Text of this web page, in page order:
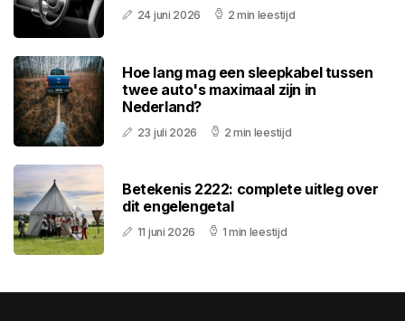
24 juni 2026 2 min leestijd
Hoe lang mag een sleepkabel tussen
twee auto's maximaal zijn in
Nederland?
23 juli 2026 2 min leestijd
Betekenis 2222: complete uitleg over
dit engelengetal
11 juni 2026 1 min leestijd